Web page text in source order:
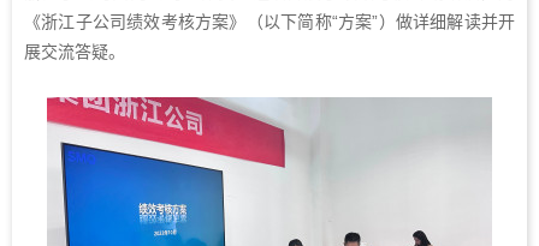
《浙江子公司绩效考核方案》（以下简称“方案”）做详细解读并开
展交流答疑。